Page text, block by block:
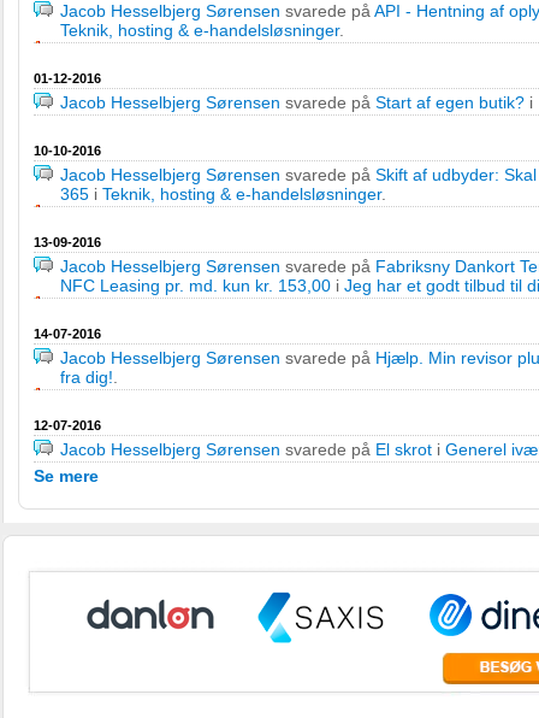
Jacob Hesselbjerg Sørensen svarede på API - Hentning af
Teknik, hosting & e-handelsløsninger.
01-12-2016
Jacob Hesselbjerg Sørensen svarede på Start af egen butik? i
10-10-2016
Jacob Hesselbjerg Sørensen svarede på Skift af udbyder:
365 i Teknik, hosting & e-handelsløsninger.
13-09-2016
Jacob Hesselbjerg Sørensen svarede på Fabriksny Dankort
NFC Leasing pr. md. kun kr. 153,00 i Jeg har et godt tilbud til
14-07-2016
Jacob Hesselbjerg Sørensen svarede på Hjælp. Min revisor
fra dig!
12-07-2016
Jacob Hesselbjerg Sørensen svarede på El skrot i Generel
Se mere